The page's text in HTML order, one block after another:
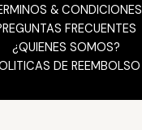
& CONDICIONES
FRECUENTES
¿QUIENES SOMOS?
DE REEMBOLSO